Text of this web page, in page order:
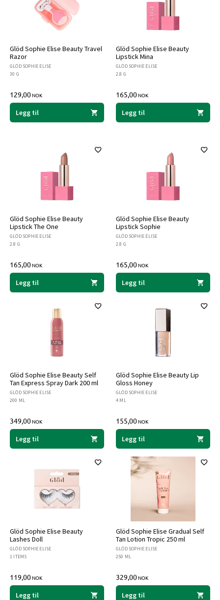
Glöd Sophie Elise Beauty Travel
Razor
GLÖD SOPHIE ELISE
30 G
129,00NOK
Legg til
Glöd Sophie Elise Beauty
Lipstick Mina
GLÖD SOPHIE ELISE
2.8 G
165,00NOK
Legg til
Glöd Sophie Elise Beauty
Lipstick The One
GLÖD SOPHIE ELISE
2.8 G
165,00NOK
Legg til
Glöd Sophie Elise Beauty
Lipstick Sophie
GLÖD SOPHIE ELISE
2.8 G
165,00NOK
Legg til
Glöd Sophie Elise Beauty Self
Tan Express Spray Dark 200 ml
GLÖD SOPHIE ELISE
200 ML
349,00NOK
Legg til
Glöd Sophie Elise Beauty Lip
Gloss Honey
GLÖD SOPHIE ELISE
4 ML
155,00NOK
Legg til
Glöd Sophie Elise Beauty
Lashes Doll
GLÖD SOPHIE ELISE
1 ITEMS
119,00NOK
Legg til
Glöd Sophie Elise Gradual Self
Tan Lotion Tropic 250 ml
GLÖD SOPHIE ELISE
250 ML
329,00NOK
Legg til